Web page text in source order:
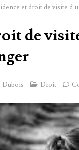
et droit de visite
de
Dubois Droit